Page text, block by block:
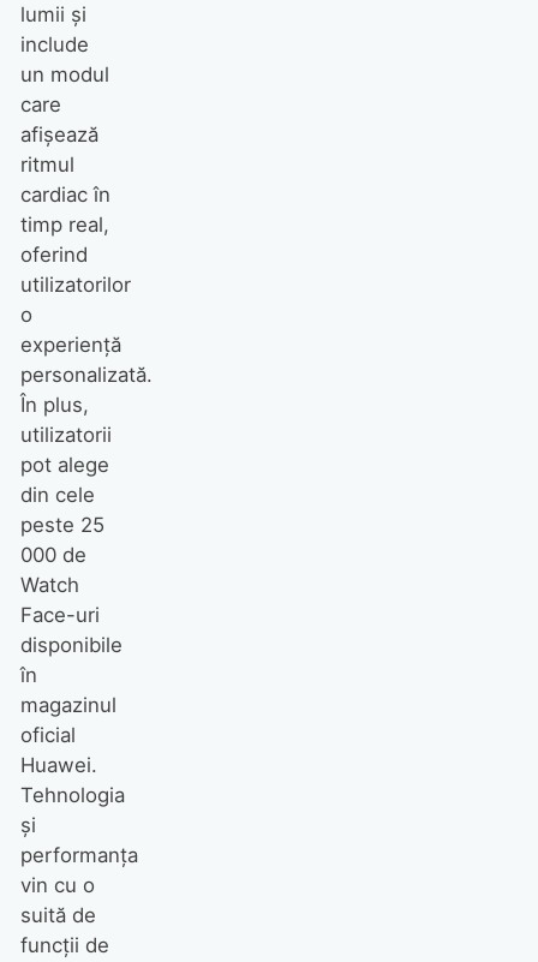
lumii și
include
un modul
care
afișează
ritmul
cardiac în
timp real,
oferind
utilizatorilor
o
experiență
personalizată.
În plus,
utilizatorii
pot alege
din cele
peste 25
000 de
Watch
Face-uri
disponibile
în
magazinul
oficial
Huawei.
Tehnologia
și
performanța
vin cu o
suită de
funcții de